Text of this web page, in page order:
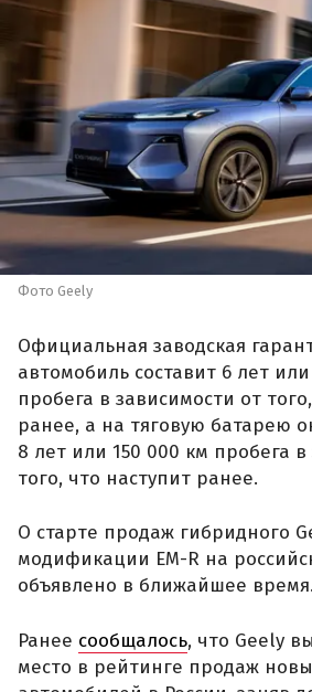
Фото Geely
Официальная заводская
автомобиль составит 6 лет
пробега в зависимости от
ранее, а на тяговую батарею
8 лет или 150 000 км пробега
того, что наступит ранее.
О старте продаж гибридного
модификации EM-R на
объявлено в ближайшее время.
Ранее сообщалось, что Geely
место в рейтинге продаж